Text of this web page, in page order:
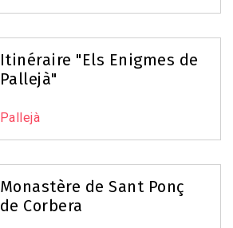
Itinéraire "Els Enigmes de
Pallejà"
Pallejà
Monastère de Sant Ponç
de Corbera